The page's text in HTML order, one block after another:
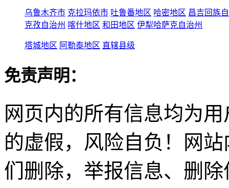
乌鲁木齐市 克拉玛依市 吐鲁番地区 哈密地区 昌吉回族
克孜自治州 喀什地区 和田地区 伊犁哈萨克自治州
塔城地区 阿勒泰地区 直辖县级
免责声明：
网页内的所有信息均为
的虚假，风险自负！网
们删除，举报信息、删